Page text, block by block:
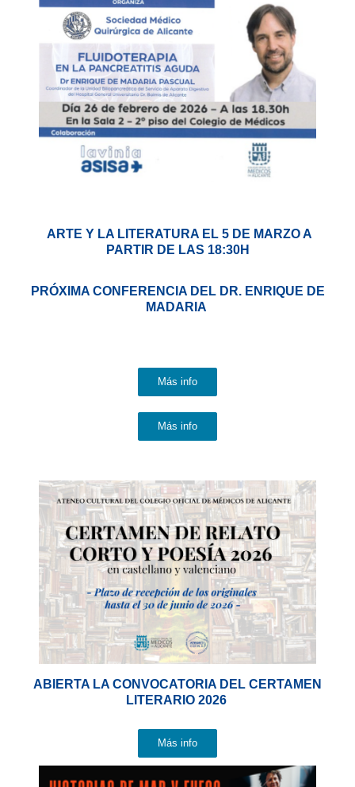
ARTE Y LA LITERATURA EL 5 DE MARZO A
PARTIR DE LAS 18:30H
PRÓXIMA CONFERENCIA DEL DR. ENRIQUE DE
MADARIA
Más info
Más info
ABIERTA LA CONVOCATORIA DEL CERTAMEN
LITERARIO 2026
Más info